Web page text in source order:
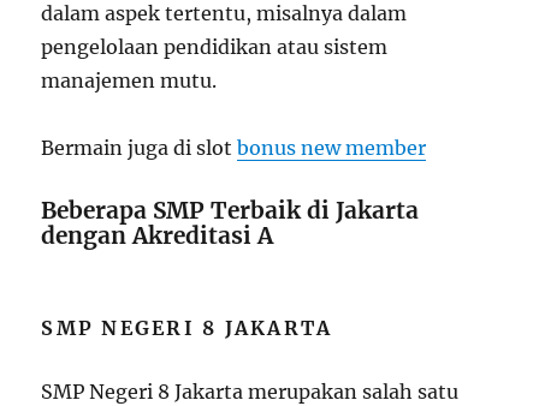
dalam aspek tertentu, misalnya dalam
pengelolaan pendidikan atau sistem
manajemen mutu.
Bermain juga di slotbonus new member
Beberapa SMP Terbaik di Jakarta
dengan Akreditasi A
SMP NEGERI 8 JAKARTA
SMP Negeri 8 Jakarta merupakan salah satu